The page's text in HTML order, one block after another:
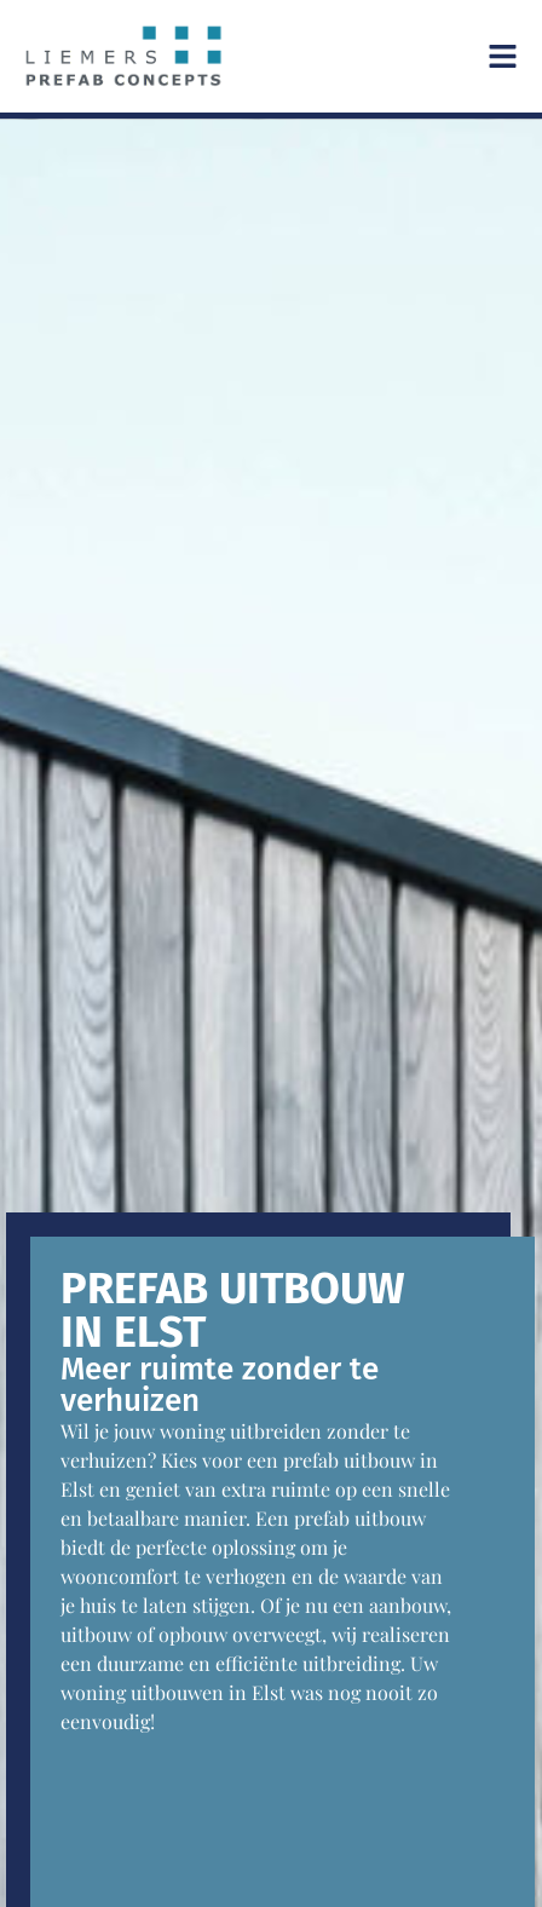
PREFAB UITBOUW
IN ELST
Meer ruimte zonder te
verhuizen
Wil je jouw woning uitbreiden zonder te
verhuizen? Kies voor een prefab uitbouw in
Elst en geniet van extra ruimte op een snelle
en betaalbare manier. Een prefab uitbouw
biedt de perfecte oplossing om je
wooncomfort te verhogen en de waarde van
je huis te laten stijgen. Of je nu een aanbouw,
uitbouw of opbouw overweegt, wij realiseren
een duurzame en efficiënte uitbreiding. Uw
woning uitbouwen in Elst was nog nooit zo
eenvoudig!